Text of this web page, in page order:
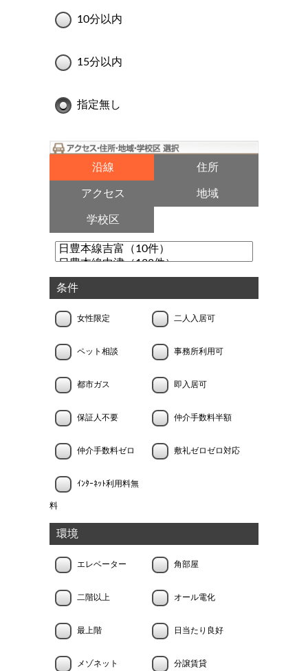
10分以内
15分以内
指定無し
沿線 住所
アクセス 地域
学校区
条件
女性限定 二人入居可
ペット相談 事務所利用可
都市ガス 即入居可
保証人不要 仲介手数料半額
仲介手数料ゼロ 敷礼ゼロゼロ対応
ｲﾝﾀｰﾈｯﾄ利用料無
料
環境
エレベーター 角部屋
二階以上 オール電化
最上階 日当たり良好
メゾネット 分譲賃貸